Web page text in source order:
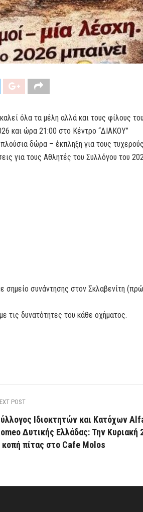
όλα τα μέλη αλλά και τους φίλους
και ώρα 21:00 στο Κέντρο “ΔΙΑΚΟΥ”
δώρα – έκπληξη για τους
για τους Αθλητές του Συλλόγου του
σημείο συνάντησης στον Σκλαβενίτη
τις δυνατότητες του κάθε οχήματος.
POST
Ιδιοκτητών και Κατόχων
Δυτικής Ελλάδας: Την Κυριακή
κοπή πίτας στο Cafe Molos